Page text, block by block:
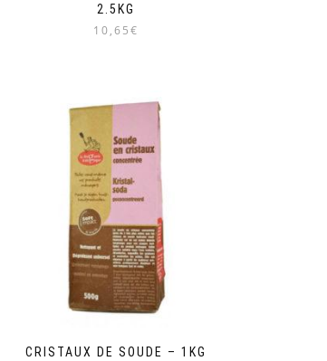
2.5KG
10,65€
CRISTAUX DE SOUDE – 1KG